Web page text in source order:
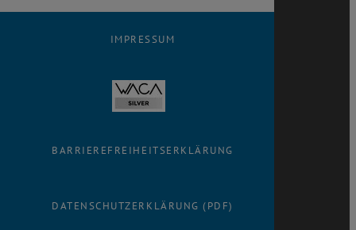
IMPRESSUM
BARRIEREFREIHEITSERKLÄRUNG
DATENSCHUTZERKLÄRUNG (PDF)